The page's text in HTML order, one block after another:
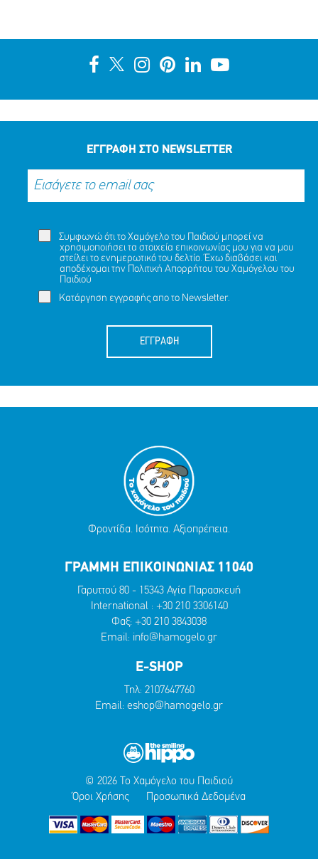
ΕΓΓΡΑΦΗ ΣΤΟ NEWSLETTER
Συμφωνώ ότι το Χαμόγελο του Παιδιού μπορεί να
χρησιμοποιήσει τα στοιχεία επικοινωνίας μου για να μου
στείλει το ενημερωτικό του δελτίο. Έχω διαβάσει και
αποδέχομαι την
Πολιτική Απορρήτου του Χαμόγελου του
Παιδιού
Κατάργηση εγγραφής απο το Newsletter.
ΕΓΓΡΑΦΗ
Φροντίδα. Ισότητα. Αξιοπρέπεια.
ΓΡΑΜΜΗ ΕΠΙΚΟΙΝΩΝΙΑΣ 11040
Γαρυττού 80 - 15343 Αγία Παρασκευή
International : +30 210 3306140
Φαξ: +30 210 3843038
Email: info@hamogelo.gr
E-SHOP
Τηλ: 2107647760
Email: eshop@hamogelo.gr
© 2026 Το Χαμόγελο του Παιδιού
Όροι Χρήσης
Προσωπικά Δεδομένα